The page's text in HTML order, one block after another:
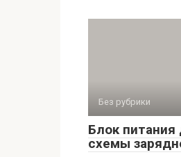
Без рубрики
Блок
схемы